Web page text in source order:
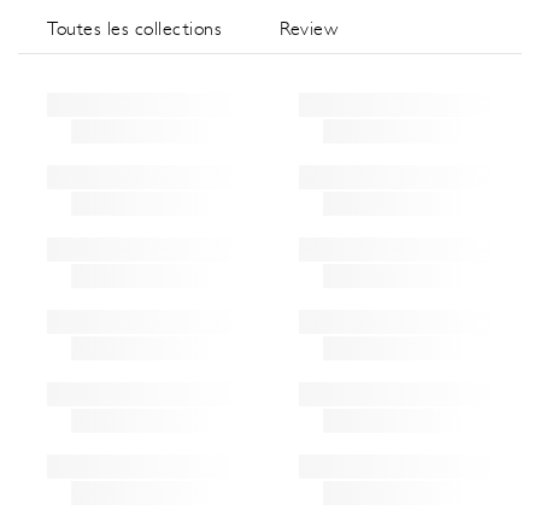
Toutes les collections Review